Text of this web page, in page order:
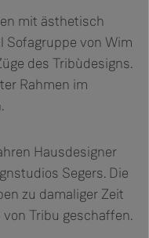
mit ästhetisch
Sofagruppe von Wim
des Tribùdesigns.
Rahmen im
Hausdesigner
Segers. Die
zu damaliger Zeit
Tribu geschaffen.